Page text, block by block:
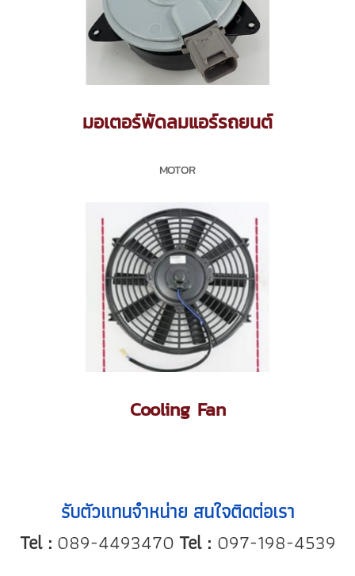
มอเตอร์พัดลมแอร์รถยนต์
MOTOR
Cooling Fan
รับตัวแทนจำหน่าย สนใจติดต่อเรา
Tel : 089-4493470 Tel : 097-198-4539